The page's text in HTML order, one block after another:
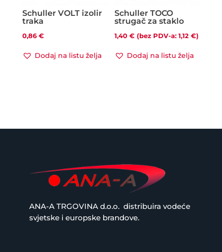
Schuller VOLT izolir
traka
0,86 €
Dodaj na listu želja
Schuller TOCO
strugač za staklo
1,40€ (bez PDV-a:1,12€)
Dodaj na listu želja
ANA-A TRGOVINA d.o.o. distribuira vodeće
svjetske i europske brandove.